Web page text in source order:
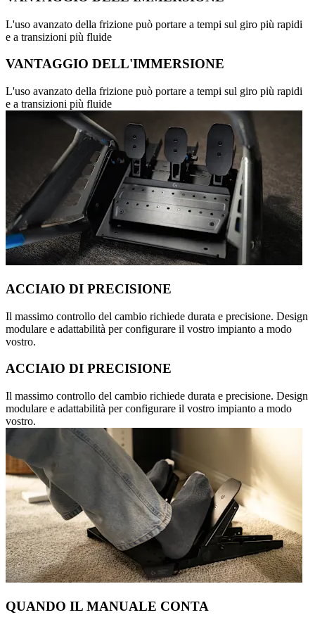
L'uso avanzato della frizione può portare a tempi sul giro più rapidi
e a transizioni più fluide
VANTAGGIO DELL'IMMERSIONE
L'uso avanzato della frizione può portare a tempi sul giro più rapidi
e a transizioni più fluide
ACCIAIO DI PRECISIONE
Il massimo controllo del cambio richiede durata e precisione. Design
modulare e adattabilità per configurare il vostro impianto a modo
vostro.
ACCIAIO DI PRECISIONE
Il massimo controllo del cambio richiede durata e precisione. Design
modulare e adattabilità per configurare il vostro impianto a modo
vostro.
QUANDO IL MANUALE CONTA